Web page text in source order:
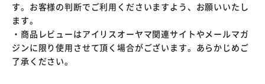
す。お客様の判断でご利用くださいますよう、お願いいたし
ます。
・商品レビューはアイリスオーヤマ関連サイトやメールマガ
ジンに限り使用させて頂く場合がございます。あらかじめご
了承ください。